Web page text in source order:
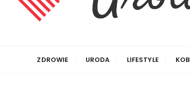
ZDROWIE URODA LIFESTYLE